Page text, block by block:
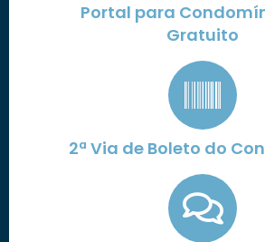
Portal para
Gratuito
2ª Via de Boleto do